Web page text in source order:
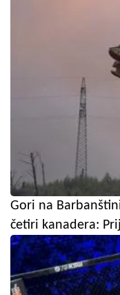
Gori na
četiri kanadera: